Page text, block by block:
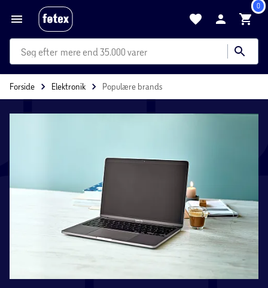
0
mere end 35.000 varer
Forside Elektronik Populære brands